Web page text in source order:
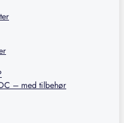
– med tilbehør